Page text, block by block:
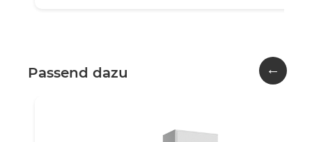
Passend dazu ←